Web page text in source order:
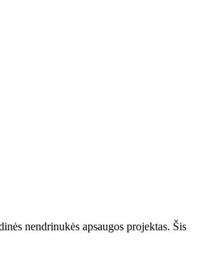
nendrinukės apsaugos projektas. Šis